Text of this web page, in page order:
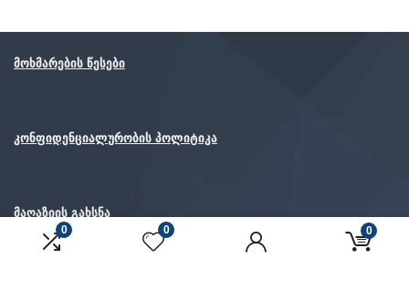
0 0 0
მოხმარების წესები
კონფიდენციალურობის პოლიტიკა
მაღაზიის გახსნა